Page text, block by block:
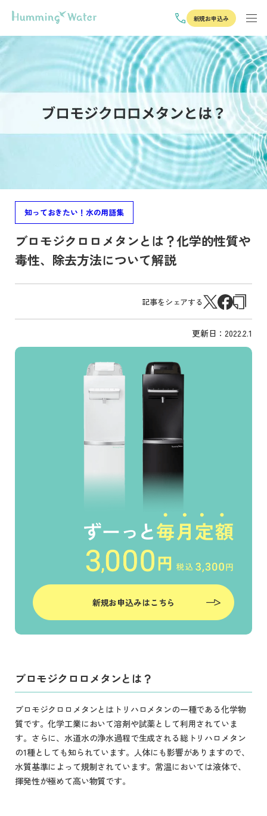
新規お申込み
知っておきたい！水の用語集
ブロモジクロロメタンとは？化学的性質や
毒性、除去方法について解説
記事をシェアする
更新日：2022.2.1
新規お申込みはこちら
ブロモジクロロメタンとは？
ブロモジクロロメタンとはトリハロメタンの一種である化学物
質です。化学工業において溶剤や試薬として利用されていま
す。さらに、水道水の浄水過程で生成される総トリハロメタン
の1種としても知られています。人体にも影響がありますので、
水質基準によって規制されています。常温においては液体で、
揮発性が極めて高い物質です。